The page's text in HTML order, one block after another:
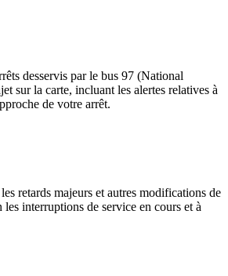
desservis par le bus 97 (National
sur la carte, incluant les alertes relatives à
de votre arrêt.
retards majeurs et autres modifications de
interruptions de service en cours et à